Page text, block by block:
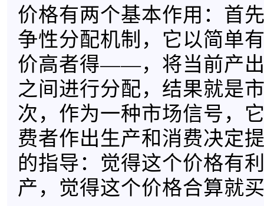
价格有两个基本作用：首
争性分配机制，它以简
价高者得——，将当前产
之间进行分配，结果就是
次，作为一种市场信号，
费者作出生产和消费决定
的指导：觉得这个价格有
产，觉得这个价格合算就